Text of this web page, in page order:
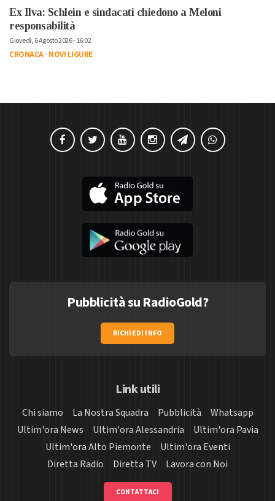
Ex Ilva: Schlein e sindacati chiedono a Meloni
responsabilità
Giovedì, 6 Agosto 2026 - 16:02
CRONACA-NOVI LIGURE
Pubblicità su RadioGold?
RICHIEDI INFO
Link utili
Chi siamo La Nostra Squadra Pubblicità
Whatsapp
Ultim'ora News
Ultim'ora Alessandria
Ultim'ora Pavia
Ultim'ora Alto Piemonte
Ultim'ora Eventi
Diretta Radio
Diretta TV Lavora con Noi
CONTATTACI